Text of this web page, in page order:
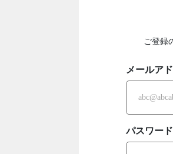
ご登録
メールア
パスワード